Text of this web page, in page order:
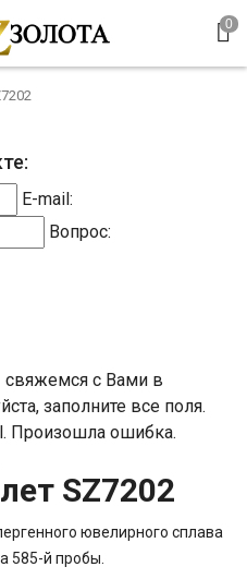
E-mail:
Вопрос:
с Вами в
заполните все поля.
Произошла ошибка.
SZ7202
ювелирного сплава
585-й пробы.